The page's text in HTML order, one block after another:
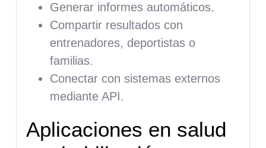
Generar informes automáticos.
Compartir resultados con
entrenadores, deportistas o
familias.
Conectar con sistemas externos
mediante API.
Aplicaciones en salud